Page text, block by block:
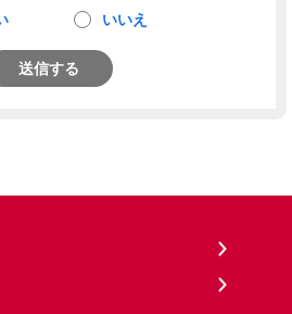
いいえ
送信する